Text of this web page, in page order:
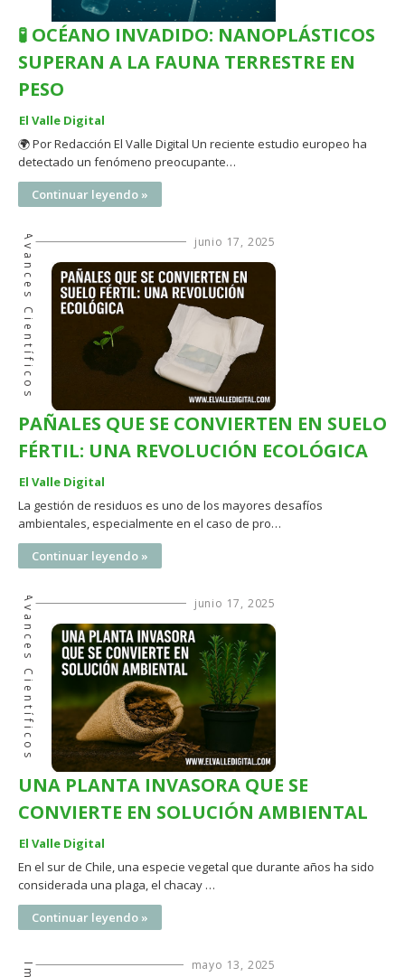
🧪 OCÉANO INVADIDO: NANOPLÁSTICOS
SUPERAN A LA FAUNA TERRESTRE EN
PESO
El Valle Digital
🌍 Por Redacción El Valle Digital Un reciente estudio europeo ha
detectado un fenómeno preocupante…
Continuar leyendo »
junio 17, 2025
Avances Científicos
PAÑALES QUE SE CONVIERTEN EN SUELO
FÉRTIL: UNA REVOLUCIÓN ECOLÓGICA
El Valle Digital
La gestión de residuos es uno de los mayores desafíos
ambientales, especialmente en el caso de pro…
Continuar leyendo »
junio 17, 2025
Avances Científicos
UNA PLANTA INVASORA QUE SE
CONVIERTE EN SOLUCIÓN AMBIENTAL
El Valle Digital
En el sur de Chile, una especie vegetal que durante años ha sido
considerada una plaga, el chacay …
Continuar leyendo »
mayo 13, 2025